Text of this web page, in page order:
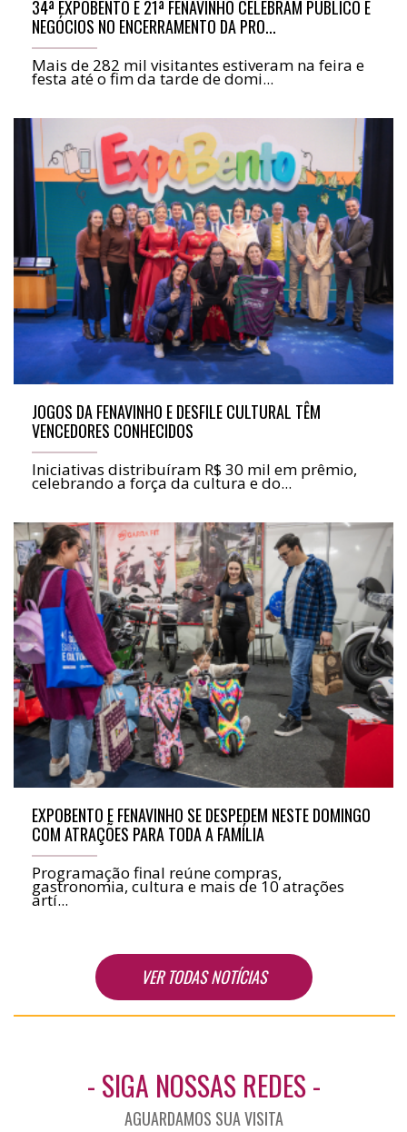
34ª EXPOBENTO E 21ª FENAVINHO CELEBRAM PÚBLICO E
NEGÓCIOS NO ENCERRAMENTO DA PRO...
Mais de 282 mil visitantes estiveram na feira e
festa até o fim da tarde de domi...
JOGOS DA FENAVINHO E DESFILE CULTURAL TÊM
VENCEDORES CONHECIDOS
Iniciativas distribuíram R$ 30 mil em prêmio,
celebrando a força da cultura e do...
EXPOBENTO E FENAVINHO SE DESPEDEM NESTE DOMINGO
COM ATRAÇÕES PARA TODA A FAMÍLIA
Programação final reúne compras,
gastronomia, cultura e mais de 10 atrações
artí...
VER TODAS NOTÍCIAS
- SIGA NOSSAS REDES -
AGUARDAMOS SUA VISITA